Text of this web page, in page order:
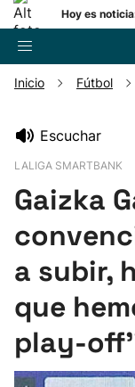
Hoy es
Pelota
Remo
Baloncesto
Ciclismo
Inicio Fútbol
Escuchar
LALIGA SMARTBANK
Gaizka
a subir,
que
play-